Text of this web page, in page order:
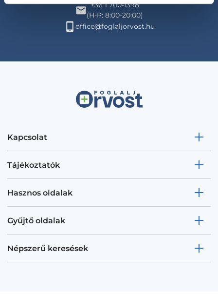
+36 1 700-1398
(H-P: 8:00-20:00)
office@foglaljorvost.hu
Kapcsolat
Tájékoztatók
Hasznos oldalak
Gyűjtő oldalak
Népszerű keresések